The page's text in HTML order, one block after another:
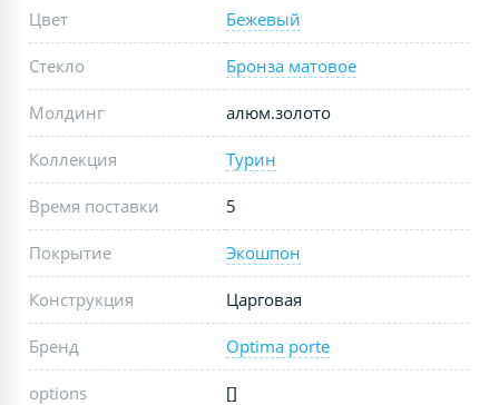
Цвет Бежевый
Стекло Бронза матовое
Молдинг алюм.золото
Коллекция Турин
Время поставки 5
Покрытие Экошпон
Конструкция Царговая
Бренд Optima porte
options []